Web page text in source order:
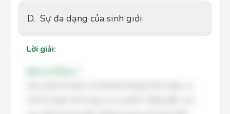
D. Sự đa dạng của sinh giới
Lời giải: